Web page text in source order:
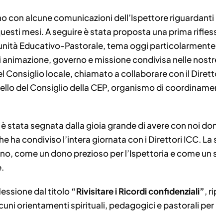
con alcune comunicazioni dell’Ispettore
mesi. A seguire è stata proposta una prima
Educativo-Pastorale, tema oggi
governo e missione condivisa nelle
locale, chiamato a collaborare con il
del Consiglio della CEP, organismo di
stata segnata dalla gioia grande di avere con noi
ha condiviso l’intera giornata con i Direttori ICC. La
come un dono prezioso per l’Ispettoria e come un
dal titolo“Rivisitare i Ricordi confidenziali”,
orientamenti spirituali, pedagogici e pastorali per